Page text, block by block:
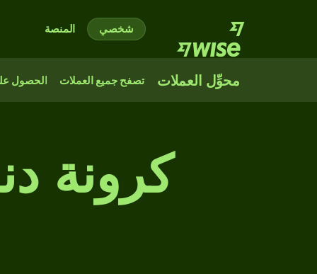
شخصي المنصة
محوِّل العملات تصفح جميع العملات الحصول
كرونة